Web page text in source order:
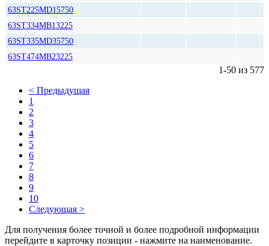
63ST225MD15750
63ST334MB13225
63ST335MD35750
63ST474MB23225
1-50 из 577
< Предыдущая
1
2
3
4
5
6
7
8
9
10
Следующая >
Для получения более точной и более подробной информации
перейдите в карточку позиции - нажмите на наименование.